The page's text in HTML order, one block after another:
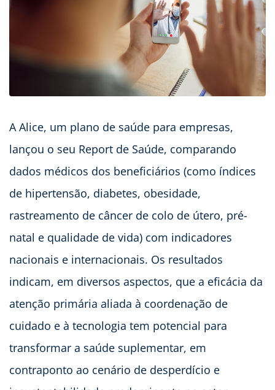
A Alice, um plano de saúde para empresas,
lançou o seu Report de Saúde, comparando
dados médicos dos beneficiários (como índices
de hipertensão, diabetes, obesidade,
rastreamento de câncer de colo de útero, pré-
natal e qualidade de vida) com indicadores
nacionais e internacionais. Os resultados
indicam, em diversos aspectos, que a eficácia da
atenção primária aliada à coordenação de
cuidado e à tecnologia tem potencial para
transformar a saúde suplementar, em
contraponto ao cenário de desperdício e